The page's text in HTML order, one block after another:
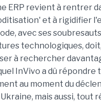
ERP revient à rentrer
et à rigidifier
avec ses
technologiques,
à rechercher
InVivo a dû répondre
au moment du
mais aussi, tout